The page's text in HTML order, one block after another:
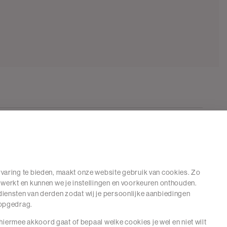
te bieden, maakt onze website gebruik van cookies. Zo
en kunnen we je instellingen en voorkeuren onthouden.
van derden zodat wij je persoonlijke aanbiedingen
akkoord gaat of bepaal welke cookies je wel en niet wilt